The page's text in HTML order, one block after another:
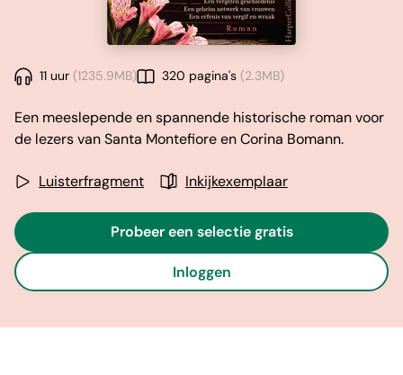
11 uur (1235.9MB) 320 pagina's (2.3MB)
Een meeslepende en spannende historische roman voor
de lezers van Santa Montefiore en Corina Bomann.
Luisterfragment Inkijkexemplaar
Probeer een selectie gratis
Inloggen